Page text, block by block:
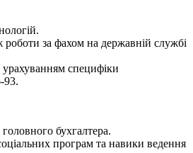
роботи за фахом на державній службі
урахуванням специфіки
93.
бухгалтера.
програм та навики ведення